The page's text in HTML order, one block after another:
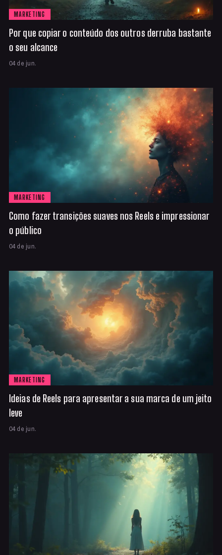
MARKETING
Por que copiar o conteúdo dos outros derruba bastante
o seu alcance
04 de jun.
MARKETING
Como fazer transições suaves nos Reels e impressionar
o público
04 de jun.
MARKETING
Ideias de Reels para apresentar a sua marca de um jeito
leve
04 de jun.